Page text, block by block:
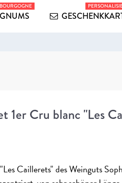
1er Cru blanc "Les
Caillerets" des Weinguts